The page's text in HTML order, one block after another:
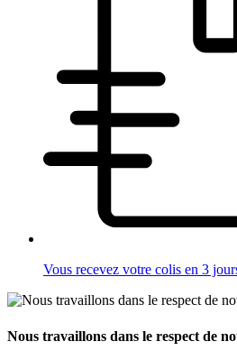
Vous recevez votre colis en 3
Nous travaillons dans le respect de